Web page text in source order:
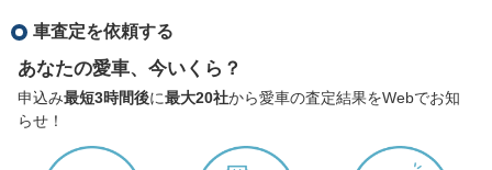
車査定を依頼する
あなたの愛車、今いくら？
申込み最短3時間後に最大20社から愛車の査定結果をWebでお知
らせ！